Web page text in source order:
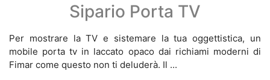
Sipario Porta TV
Per mostrare la TV e sistemare la tua oggettistica, un
mobile porta tv in laccato opaco dai richiami moderni di
Fimar come questo non ti deluderà. Il ...